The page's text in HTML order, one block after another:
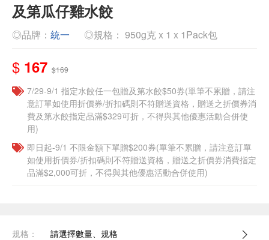
及第瓜仔雞水餃
◎品牌： 統一 ◎規格： 950g克 x 1 x 1Pack包
$ 167 $169
7/29-9/1 指定水餃任一包贈及第水餃$50券(單筆不累贈，請注
意訂單如使用折價券/折扣碼則不符贈送資格，贈送之折價券消
費及第水餃指定品滿$329可折，不得與其他優惠活動合併使
用)
即日起-9/1 不限金額下單贈$200券(單筆不累贈，請注意訂單
如使用折價券/折扣碼則不符贈送資格，贈送之折價券消費指定
品滿$2,000可折，不得與其他優惠活動合併使用)
規格： 請選擇數量、規格